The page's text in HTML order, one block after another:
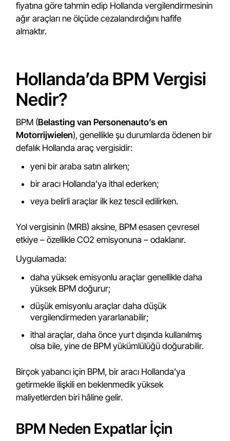
fiyatına göre tahmin edip Hollanda vergilendirmesinin
ağır araçları ne ölçüde cezalandırdığını hafife
almaktır.
Hollanda’da BPM Vergisi
Nedir?
BPM (Belasting van Personenauto’s en
Motorrijwielen), genellikle şu durumlarda ödenen bir
defalık Hollanda araç vergisidir:
yeni bir araba satın alırken;
bir aracı Hollanda’ya ithal ederken;
veya belirli araçlar ilk kez tescil edilirken.
Yol vergisinin (MRB) aksine, BPM esasen çevresel
etkiye – özellikle CO2 emisyonuna – odaklanır.
Uygulamada:
daha yüksek emisyonlu araçlar genellikle daha
yüksek BPM doğurur;
düşük emisyonlu araçlar daha düşük
vergilendirmeden yararlanabilir;
ithal araçlar, daha önce yurt dışında kullanılmış
olsa bile, yine de BPM yükümlülüğü doğurabilir.
Birçok yabancı için BPM, bir aracı Hollanda’ya
getirmekle ilişkili en beklenmedik yüksek
maliyetlerden biri hâline gelir.
BPM Neden Expatlar İçin